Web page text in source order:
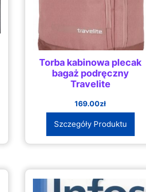
Torba kabinowa plecak
bagaż podręczny
Travelite
169.00zł
Szczegóły Produktu